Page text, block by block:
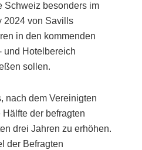
Schweiz besonders im
2024 von Savills
in den kommenden
und Hotelbereich
sollen.
nach dem Vereinigten
der befragten
drei Jahren zu erhöhen.
der Befragten